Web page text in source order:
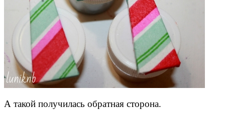
А такой получилась обратная сторона.